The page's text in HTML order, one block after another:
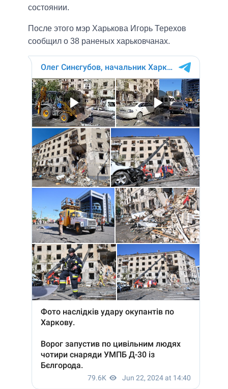
состоянии.
После этого мэр Харькова Игорь Терехов
сообщил о 38 раненых харьковчанах.